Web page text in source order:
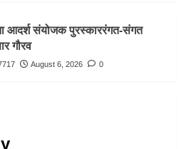
आदर्श संयोजक पुरस्काररंगत-संगत
गौरव
August 6, 2026 0